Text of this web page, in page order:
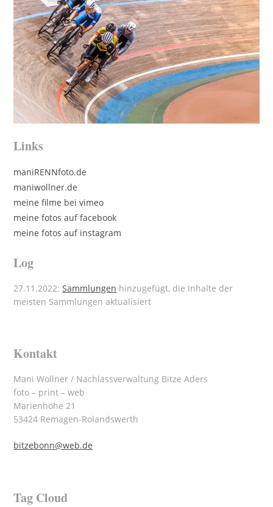
Links
maniRENNfoto.de
maniwollner.de
meine filme bei vimeo
meine fotos auf facebook
meine fotos auf instagram
Log
27.11.2022:Sammlungen hinzugefügt, die Inhalte der
meisten Sammlungen aktualisiert
Kontakt
Mani Wollner / Nachlassverwaltung Bitze Aders
foto – print – web
Marienhöhe 21
53424 Remagen-Rolandswerth
bitzebonn@web.de
Tag Cloud